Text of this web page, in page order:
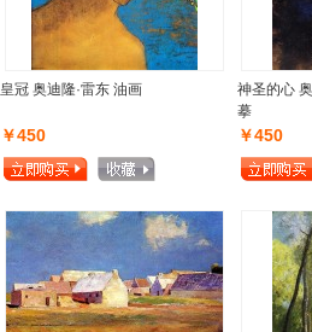
皇冠 奥迪隆·雷东 油画
￥450
神圣的心
摹
￥450